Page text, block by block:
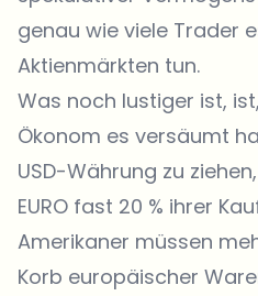
genau wie viele Trader
Aktienmärkten tun.
Was noch lustiger ist,
Ökonom es versäumt
USD-Währung zu
EURO fast 20 % ihrer
Amerikaner müssen
Korb europäischer